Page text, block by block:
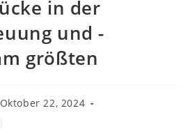
in der
und -
größten
Oktober 22, 2024